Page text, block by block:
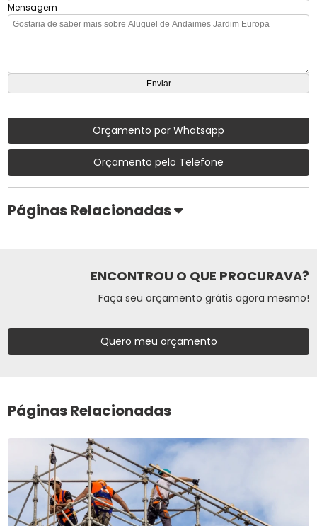
Mensagem
Orçamento por Whatsapp
Orçamento pelo Telefone
Páginas Relacionadas
ENCONTROU O QUE PROCURAVA?
Faça seu orçamento grátis agora mesmo!
Quero meu orçamento
Páginas Relacionadas